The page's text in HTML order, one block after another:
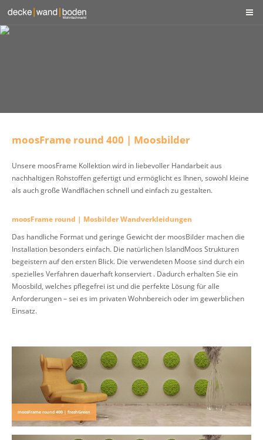
moosFrame round 400 | Moosbilder
Unsere moosFrame Kollektion wird in liebevoller Handarbeit aus
nachhaltigen Rohstoffen gefertigt und ermöglicht es Ihnen, sowohl kleine
als auch große Wandflächen schnell und einfach zu gestalten.
moosFrame round | Mosbilder Wandverkleidungen
Das handliche Format und geringe Gewicht der moosBilder machen die
Installation besonders einfach. Die natürlichen IslandMoos Strukturen
begeistern auf den ersten Blick. Die verwendeten Moose sind durch ein
spezielles Verfahren dauerhaft konserviert . Dadurch erhalten Sie ein
Moosbild, welches pflegefrei ist und die perfekte Lösung für alle
Anforderungen – sei es im privaten Wohnbereich oder im gewerblichen
Einsatz.
moosFrame round 400 | freshGreen